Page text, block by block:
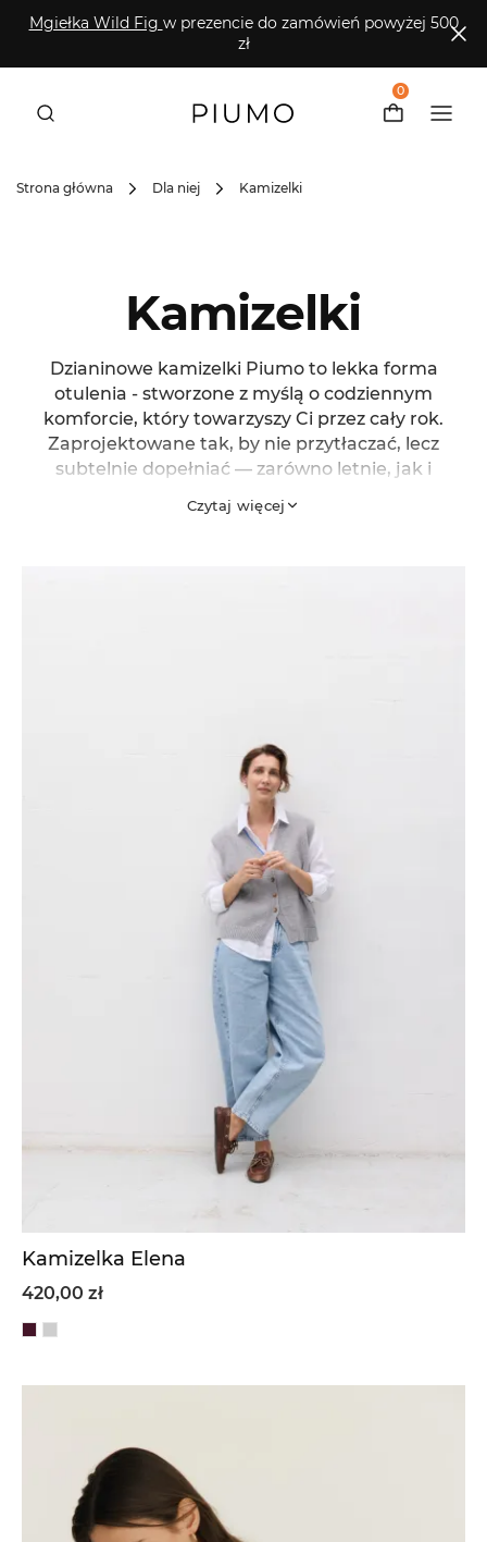
Mgiełka Wild Fig w prezencie do zamówień powyżej 500
zł
0
Strona główna Dla niej Kamizelki
Kamizelki
Dzianinowe kamizelki Piumo to lekka forma
otulenia - stworzone z myślą o codziennym
komforcie, który towarzyszy Ci przez cały rok.
Zaprojektowane tak, by nie przytłaczać, lecz
subtelnie dopełniać — zarówno letnie, jak i
różnych charakterach - od luźniejszej damskiej
ciepła i struktury, nie tracąc nic z lekkości i
niewymuszonego szyku. Kamizelki Piumo powstają
po to, by być blisko -w Twoim rytmie i w Twoim
stylu.
Czytaj więcej
Kamizelka Elena
420,00 zł